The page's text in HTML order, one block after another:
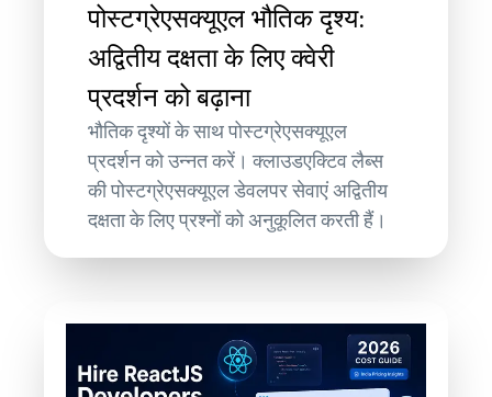
पोस्टग्रेएसक्यूएल भौतिक दृश्य:
अद्वितीय दक्षता के लिए क्वेरी
प्रदर्शन को बढ़ाना
भौतिक दृश्यों के साथ पोस्टग्रेएसक्यूएल
प्रदर्शन को उन्नत करें। क्लाउडएक्टिव लैब्स
की पोस्टग्रेएसक्यूएल डेवलपर सेवाएं अद्वितीय
दक्षता के लिए प्रश्नों को अनुकूलित करती हैं।